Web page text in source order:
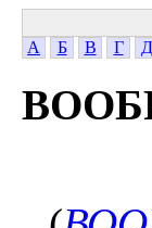
А
Б В Г Д